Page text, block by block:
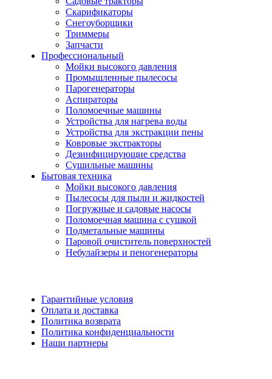
Скарификаторы
Снегоуборщики
Триммеры
Запчасти
Профессиональный
Мойки высокого давления
Промышленные пылесосы
Парогенераторы
Аспираторы
Поломоечные машины
Устройства для нагрева воды
Устройства для экстракции пены
Ковровые экстракторы
Дезинфицирующие средства
Сушильные машины
Бытовая техника
Мойки высокого давления
Пылесосы для пыли и жидкостей
Погружные и садовые насосы
Поломоечная машина с сушкой
Подметальные машины
Паровой очиститель поверхностей
Небулайзеры и пеногенераторы
Гарантийные условия
Оплата и доставка
Политика возврата
Политика конфиденциальности
Наши партнеры